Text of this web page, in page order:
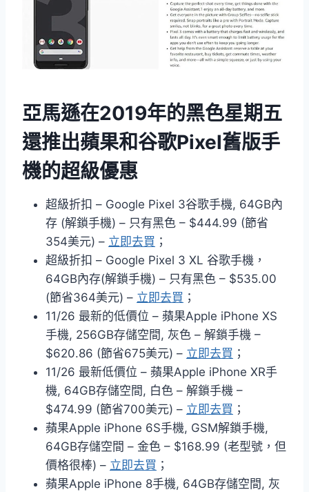
亞馬遜在2019年的黑色星期五
還推出蘋果和谷歌Pixel舊版手
機的超級優惠
超級折扣 – Google Pixel 3谷歌手機, 64GB內
存 (解鎖手機) – 只有黑色 – $444.99 (節省
354美元) – 立即去買 ；
超級折扣 – Google Pixel 3 XL 谷歌手機，
64GB內存(解鎖手機) – 只有黑色 – $535.00
(節省364美元) – 立即去買 ；
11/26 最新的低價位 – 蘋果Apple iPhone XS
手機, 256GB存儲空間, 灰色 – 解鎖手機 –
$620.86 (節省675美元) – 立即去買 ；
11/26 最新低價位 – 蘋果Apple iPhone XR手
機, 64GB存儲空間, 白色 – 解鎖手機 –
$474.99 (節省700美元) – 立即去買 ；
蘋果Apple iPhone 6S手機, GSM解鎖手機,
64GB存儲空間 – 金色 – $168.99 (老型號，但
價格很棒) – 立即去買 ；
蘋果Apple iPhone 8手機, 64GB存儲空間, 灰